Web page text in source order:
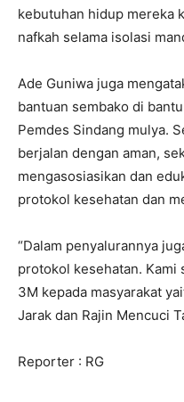
kebutuhan hidup mereka
nafkah selama isolasi
Ade Guniwa juga
bantuan sembako di
Pemdes Sindang mulya.
berjalan dengan aman,
mengasosiasikan dan
protokol kesehatan dan
“Dalam penyalurannya
protokol kesehatan. Kami
3M kepada masyarakat
Jarak dan Rajin Mencuci
Reporter : RG